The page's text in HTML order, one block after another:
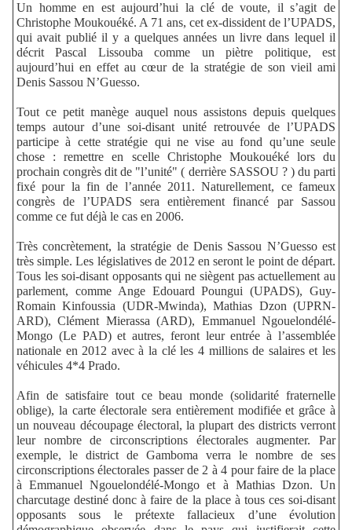
Un homme en est aujourd’hui la clé de voute, il s’agit de
Christophe Moukouéké. A 71 ans, cet ex-dissident de l’UPADS,
qui avait publié il y a quelques années un livre dans lequel il
décrit Pascal Lissouba comme un piètre politique, est
aujourd’hui en effet au cœur de la stratégie de son vieil ami
Denis Sassou N’Guesso.
Tout ce petit manège auquel nous assistons depuis quelques
temps autour d’une soi-disant unité retrouvée de l’UPADS
participe à cette stratégie qui ne vise au fond qu’une seule
chose : remettre en scelle Christophe Moukouéké lors du
prochain congrès dit de "l’unité" ( derrière SASSOU ? )du parti
fixé pour la fin de l’année 2011. Naturellement, ce fameux
congrès de l’UPADS sera entièrement financé par Sassou
comme ce fut déjà le cas en 2006.
Très concrètement, la stratégie de Denis Sassou N’Guesso est
très simple. Les législatives de 2012 en seront le point de départ.
Tous les soi-disant opposants qui ne siègent pas actuellement au
parlement, comme Ange Edouard Poungui (UPADS), Guy-
Romain Kinfoussia (UDR-Mwinda), Mathias Dzon (UPRN-
ARD), Clément Mierassa (ARD), Emmanuel Ngouelondélé-
Mongo (Le PAD) et autres, feront leur entrée à l’assemblée
nationale en 2012 avec à la clé les 4 millions de salaires et les
véhicules 4*4 Prado.
Afin de satisfaire tout ce beau monde (solidarité fraternelle
oblige), la carte électorale sera entièrement modifiée et grâce à
un nouveau découpage électoral, la plupart des districts verront
leur nombre de circonscriptions électorales augmenter. Par
exemple, le district de Gamboma verra le nombre de ses
circonscriptions électorales passer de 2 à 4 pour faire de la place
à Emmanuel Ngouelondélé-Mongo et à Mathias Dzon. Un
charcutage destiné donc à faire de la place à tous ces soi-disant
opposants sous le prétexte fallacieux d’une évolution